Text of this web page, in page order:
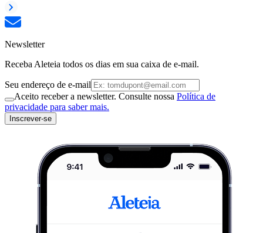
Newsletter
Receba Aleteia todos os dias em sua caixa de e-mail.
Seu endereço de e-mail
Aceito receber a newsletter. Consulte nossa Política de
privacidade para saber mais.
Inscrever-se